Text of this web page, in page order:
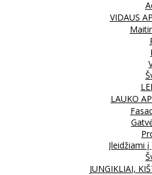
VIDAUS
LAUKO
Įleidžiami
JUNGIKLIAI,